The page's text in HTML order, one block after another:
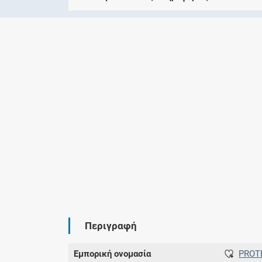
Περιγραφή
Εμπορική ονομασία